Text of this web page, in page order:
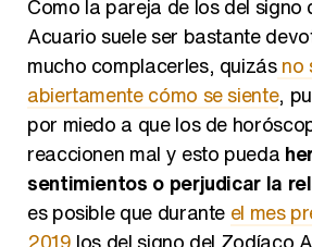
Acuario suele ser bastante
mucho complacerles, quizásno
abiertamente cómo se siente,
por miedo a que los de
reaccionen mal y esto pueda
sentimientos o perjudicar la
es posible que duranteel mes
2019los del signo del Zodíaco